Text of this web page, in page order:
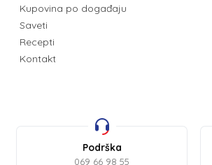
Kupovina po događaju
Saveti
Recepti
Kontakt
Podrška
069 66 98 55